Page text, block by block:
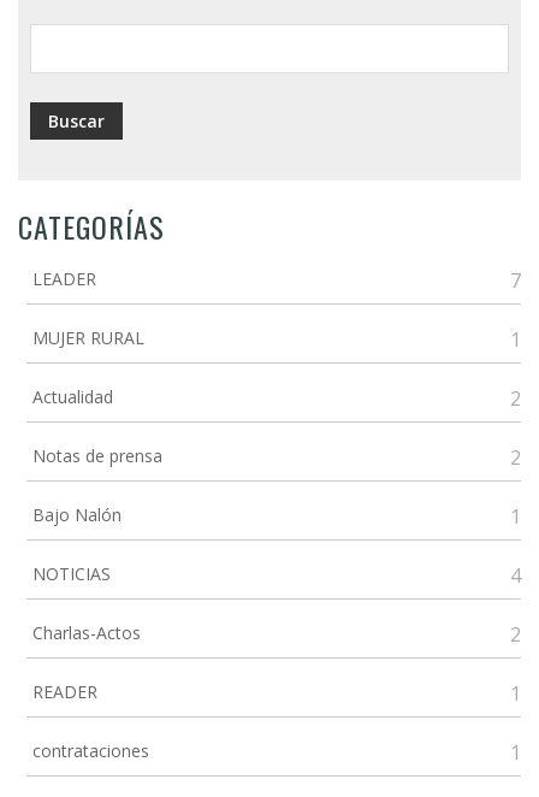
ayuda
a
la
CATEGORÍAS
LEADER 7
MUJER RURAL 1
Actualidad 2
Notas de prensa 2
Bajo Nalón 1
NOTICIAS 4
Charlas-Actos 2
READER 1
contrataciones 1